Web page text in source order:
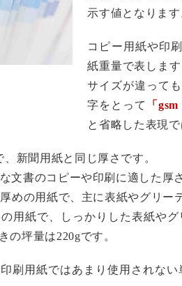
示す値となります
コピー用紙や印
紙重量で表しま
サイズが違って
字をとって
「
と省略した表現で
、新聞用紙と同じ厚さです。
文書のコピーや印刷に適した厚
厚めの用紙で、主に表紙やグリー
の用紙で、しっかりした表紙や
の坪量は220gです。
刷用紙ではあまり使用されな